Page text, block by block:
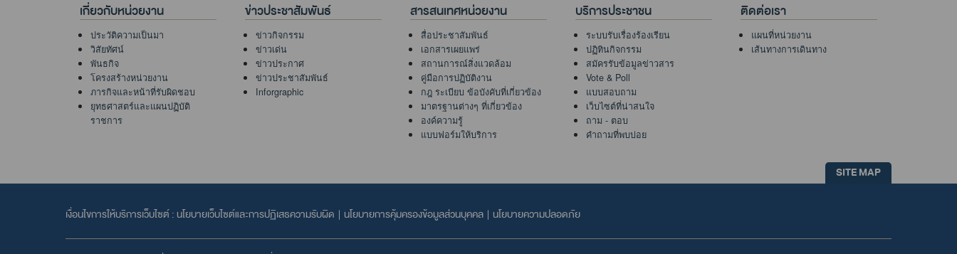
เกี่ยวกับหน่วยงาน
ประวัติความเป็นมา
วิสัยทัศน์
พันธกิจ
โครงสร้างหน่วยงาน
ภารกิจและหน้าที่รับผิดชอบ
ยุทธศาสตร์และแผนปฏิบัติ
ราชการ
ข่าวประชาสัมพันธ์
ข่าวกิจกรรม
ข่าวเด่น
ข่าวประกาศ
ข่าวประชาสัมพันธ์
Inforgraphic
สารสนเทศหน่วยงาน
สื่อประชาสัมพันธ์
เอกสารเผยแพร่
สถานการณ์สิ่งแวดล้อม
คู่มือการปฏิบัติงาน
กฎ ระเบียบ ข้อบังคับที่เกี่ยวข้อง
มาตรฐานต่างๆ ที่เกี่ยวข้อง
องค์ความรู้
แบบฟอร์มให้บริการ
บริการประชาชน
ระบบรับเรื่องร้องเรียน
ปฏิทินกิจกรรม
สมัครรับข้อมูลข่าวสาร
Vote & Poll
แบบสอบถาม
เว็บไซต์ที่น่าสนใจ
ถาม - ตอบ
คำถามที่พบบ่อย
ติดต่อเรา
แผนที่หน่วยงาน
เส้นทางการเดินทาง
SITE MAP
เงื่อนไขการให้บริการเว็บไซต์ : นโยบายเว็บไซต์และการปฏิเสธความรับผิด | นโยบายการคุ้มครองข้อมูลส่วนบุคคล | นโยบายความปลอดภัย